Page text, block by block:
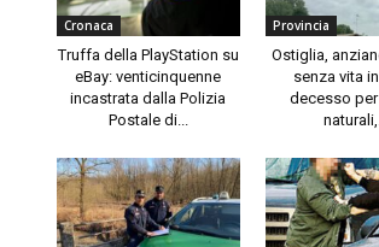
Cronaca
Truffa della PlayStation su
eBay: venticinquenne
incastrata dalla Polizia
Postale di...
Provincia
Ostiglia,
senza vita
decesso
naturali,...